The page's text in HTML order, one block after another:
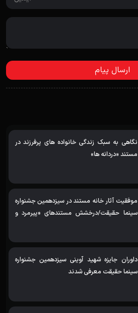
نگاهی به سبک زندگی خانواده های پرفرزند در
مستند «دردانه ها»
موفقیت آثار خانه مستند در سیزدهمین جشنواره
سینما حقیقت/درخشش مستندهای «پیرمرد و
داوران جایزه شهید آوینی سیزدهمین جشنواره
سینما حقیقت معرفی شدند